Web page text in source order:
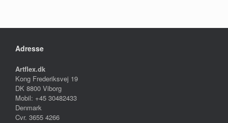
Adresse
Artflex.dk
Kong Frederiksvej 19
DK 8800 Viborg
Mobil: +45 30482433
Denmark
Cvr. 3655 4266